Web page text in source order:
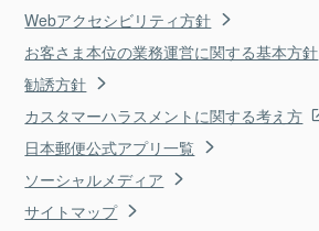
Webアクセシビリティ方針
お客さま本位の業務運営に関する基本方針
勧誘方針
カスタマーハラスメントに関する考え方
日本郵便公式アプリ一覧
ソーシャルメディア
サイトマップ